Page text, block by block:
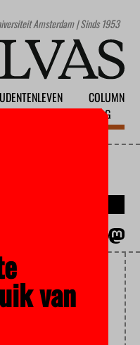
Amsterdam | Sinds 1953
COLUMN
BLOG
van